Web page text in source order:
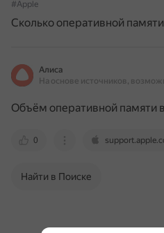
#Apple
Сколько оперативной
Алиса
Объём оперативной памяти
0
Найти в Поиске